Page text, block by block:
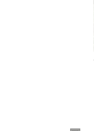
தமிழக